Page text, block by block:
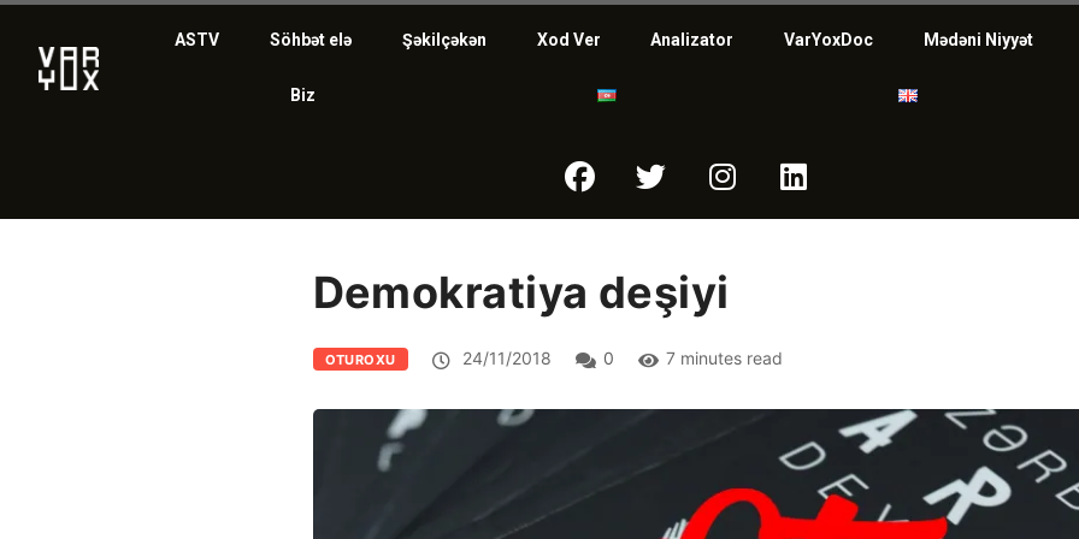
ASTV Söhbət elə Şəkilçəkən Xod Ver Analizator VarYoxDoc Mədəni Niyyət
Biz
Demokratiya deşiyi
OTUROXU 24/11/2018 0 7 minutes read